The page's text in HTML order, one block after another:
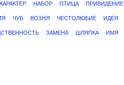
НАБОР ПТИЦА ПРИВИДЕНИЕ
ЧУБ ВОЗНЯ ЧЕСТОЛЮБИЕ ИДЕЯ
ЗАМЕНА ШЛЯПКА ИМЯ